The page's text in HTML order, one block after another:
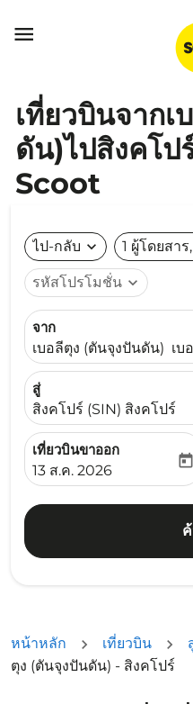

เที่ยวบินจาก
ดัน)ไปสิงคโป
Scoot
ไป-กลับ expand_more 1 ผู้โดยสา
รหัสโปรโมชั่น expand_more
จาก
เบอลีตุง (ตันจุงปันดัน) เบ
สู่
สิงคโปร์ (SIN) สิงคโปร์
เที่ยวบินขาออก
fc-booking-
13 ส.ค. 2026
today
หน้าหลัก เที่ยวบิน
ตุง (ตันจุงปันดัน) - สิงคโปร์